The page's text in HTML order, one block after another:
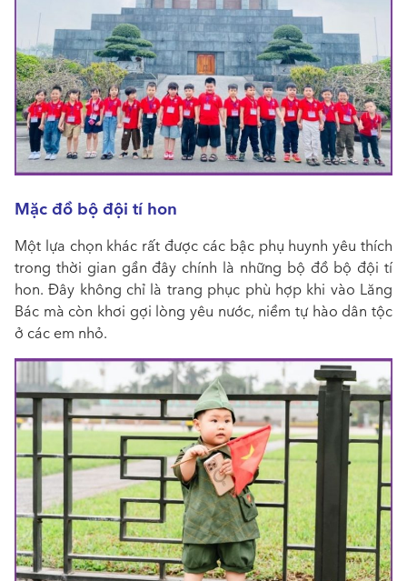
Mặc đồ bộ đội tí hon
Một lựa chọn khác rất được các bậc phụ huynh yêu thích
trong thời gian gần đây chính là những bộ đồ bộ đội tí
hon. Đây không chỉ là trang phục phù hợp khi vào Lăng
Bác mà còn khơi gợi lòng yêu nước, niềm tự hào dân tộc
ở các em nhỏ.